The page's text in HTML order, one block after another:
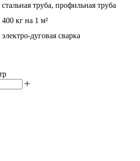
стальная труба, профильная труба
400 кг на 1 м²
электро-дуговая сварка